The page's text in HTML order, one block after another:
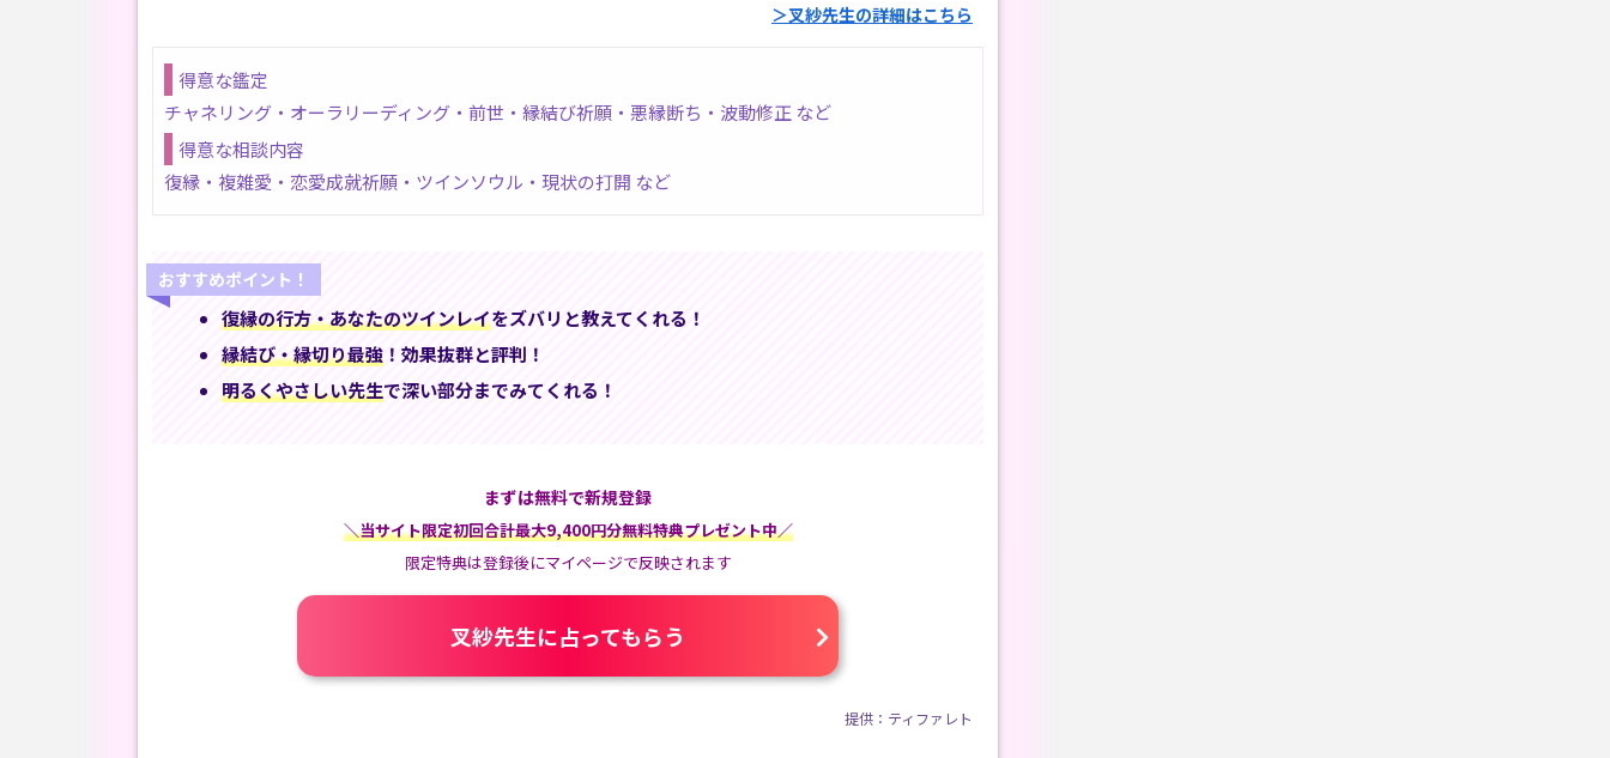
＞叉紗先生の詳細はこちら
得意な鑑定
チャネリング・オーラリーディング・前世・縁結び祈願・悪縁断ち・波動修正 など
得意な相談内容
復縁・複雑愛・恋愛成就祈願・ツインソウル・現状の打開 など
おすすめポイント！
復縁の行方・あなたのツインレイをズバリと教えてくれる！
縁結び・縁切り最強 ！効果抜群と評判！
明るくやさしい先生で深い部分までみてくれる！
まずは無料で新規登録
＼当サイト限定初回合計最大9,400円分無料特典プレゼント中／
限定特典は登録後にマイページで反映されます
叉紗先生に占ってもらう
提供：ティファレト